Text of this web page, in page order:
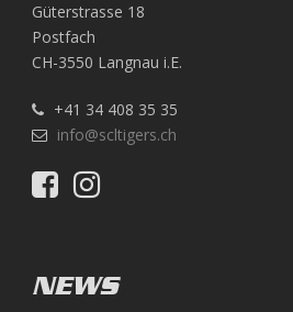
Güterstrasse 18
Postfach
CH-3550 Langnau i.E.
+41 34 408 35 35
info@scltigers.ch
NEWS